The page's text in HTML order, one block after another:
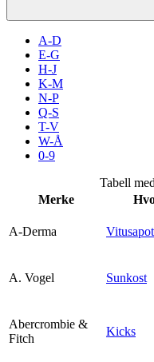
Inspirasjon
Søk
Praktisk informasjon
Ledige stillinger
Finn frem
A-D
E-G
H-J
K-M
N-P
Q-S
T-V
W-Å
0-9
Tabell
Merke
A-Derma
A. Vogel Sunkost
Abercrombie &
Fitch
Kicks